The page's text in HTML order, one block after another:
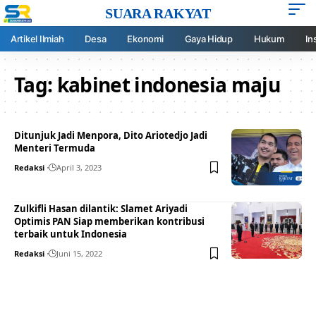
SUARA RAKYAT
Artikel Ilmiah Desa Ekonomi Gaya Hidup Hukum
Tag:kabinet indonesia maju
Ditunjuk Jadi Menpora, Dito Ariotedjo Jadi
Menteri Termuda
Redaksi April 3, 2023
Zulkifli Hasan dilantik: Slamet Ariyadi
Optimis PAN Siap memberikan kontribusi
terbaik untuk Indonesia
Redaksi Juni 15, 2022